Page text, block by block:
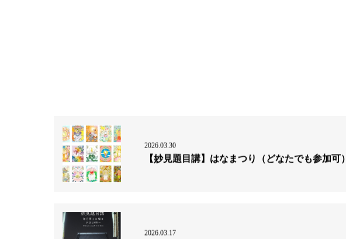
2026.03.30
【妙見題目講】はなまつり（どなたでも参加可）
2026.03.17